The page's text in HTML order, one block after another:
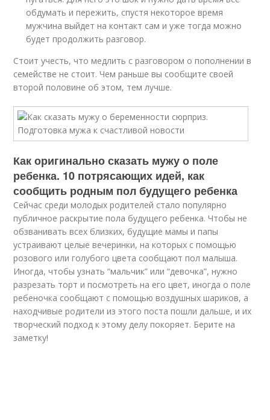
обдумать и пережить, спустя некоторое время
мужчина выйдет на контакт сам и уже тогда можно
будет продолжить разговор.
Стоит учесть, что медлить с разговором о пополнении в
семействе не стоит. Чем раньше вы сообщите своей
второй половине об этом, тем лучше.
Как оригинально сказать мужу о поле
ребенка. 10 потрясающих идей, как
сообщить родным пол будущего ребенка
Сейчас среди молодых родителей стало популярно
публичное раскрытие пола будущего ребенка. Чтобы не
обзванивать всех близких, будущие мамы и папы
устраивают целые вечеринки, на которых с помощью
розового или голубого цвета сообщают пол малыша.
Иногда, чтобы узнать “мальчик” или “девочка”, нужно
разрезать торт и посмотреть на его цвет, иногда о поле
ребеночка сообщают с помощью воздушных шариков, а
находчивые родители из этого поста пошли дальше, и их
творческий подход к этому делу покоряет. Берите на
заметку!